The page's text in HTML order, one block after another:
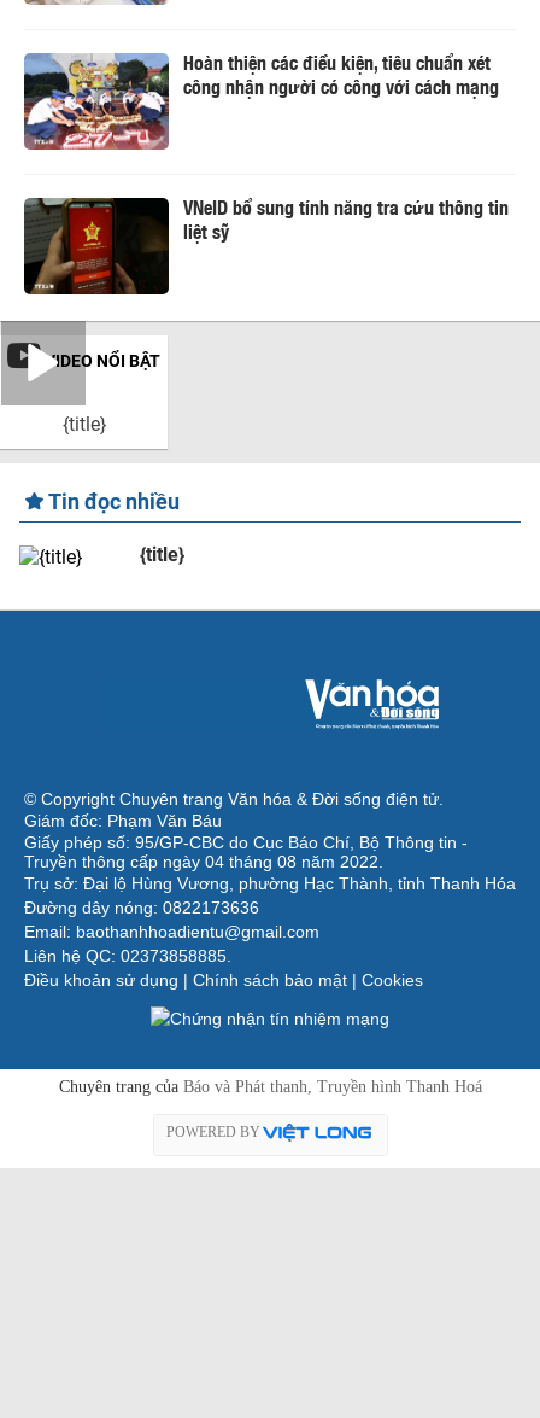
Hoàn thiện các điều kiện, tiêu chuẩn xét
công nhận người có công với cách mạng
VNeID bổ sung tính năng tra cứu thông tin
liệt sỹ
VIDEO NỔI BẬT
{title}
Tin đọc nhiều
{title}
© Copyright Chuyên trang Văn hóa & Đời sống điện tử.
Giám đốc: Phạm Văn Báu
Giấy phép số: 95/GP-CBC do Cục Báo Chí, Bộ Thông tin -
Truyền thông cấp ngày 04 tháng 08 năm 2022.
Trụ sở: Đại lộ Hùng Vương, phường Hạc Thành, tỉnh Thanh Hóa
Đường dây nóng: 0822173636
Email: baothanhhoadientu@gmail.com
Liên hệ QC: 02373858885.
Điều khoản sử dụng | Chính sách bảo mật | Cookies
Chuyên trang của Báo và Phát thanh, Truyền hình Thanh Hoá
POWERED BY